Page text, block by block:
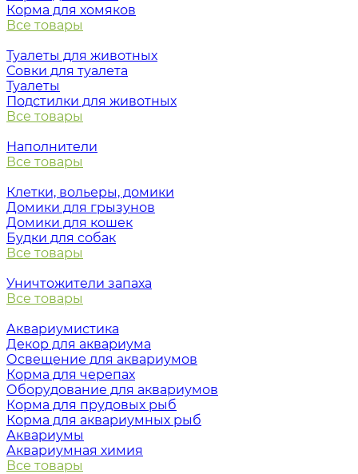
Корма для хомяков
Все товары
Туалеты для животных
Совки для туалета
Туалеты
Подстилки для животных
Все товары
Наполнители
Все товары
Клетки, вольеры, домики
Домики для грызунов
Домики для кошек
Будки для собак
Все товары
Уничтожители запаха
Все товары
Аквариумистика
Декор для аквариума
Освещение для аквариумов
Корма для черепах
Оборудование для аквариумов
Корма для прудовых рыб
Корма для аквариумных рыб
Аквариумы
Аквариумная химия
Все товары